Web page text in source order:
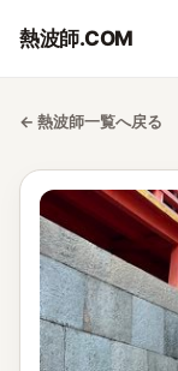
熱波師.COM
← 熱波師一覧へ戻る